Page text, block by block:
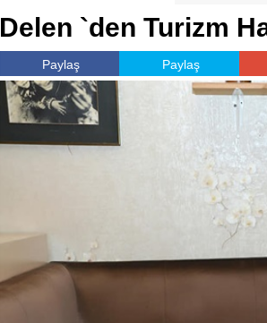
Delen `den Turizm
Paylaş Paylaş